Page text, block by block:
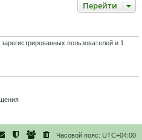
Перейти
пользователей и 1
Часовой пояс: UTC+04:00